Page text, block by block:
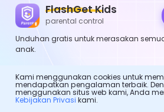
berfungsi normal dan tidak ada
berhenti berbagi lokasi .
Berikut langkah-langkahnya:
Pergi kePengaturan, lalu
Temukan Wi-Fi yang
dan ketuk tombol “
FlashGet Kids
parental control
Unduhan gratis untuk merasakan
anak.
Kami menggunakan cookies untuk
mendapatkan pengalaman terbaik.
menggunakan situs web kami, Anda
Kebijakan Privasi kami.